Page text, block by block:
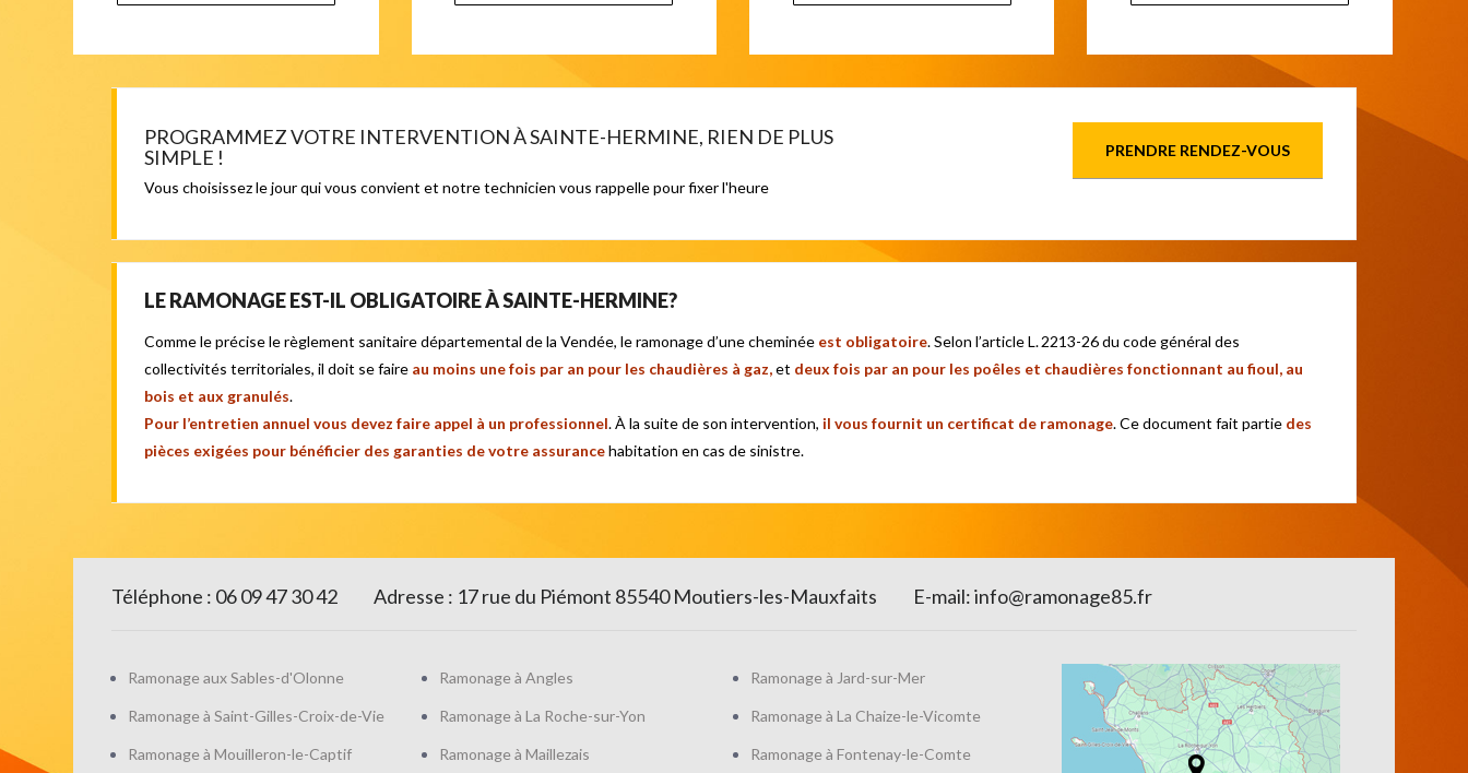
PROGRAMMEZ VOTRE INTERVENTION À SAINTE-HERMINE, RIEN DE PLUS
SIMPLE !
Vous choisissez le jour qui vous convient et notre technicien vous rappelle pour fixer l'heure
PRENDRE RENDEZ-VOUS
LE RAMONAGE EST-IL OBLIGATOIRE À SAINTE-HERMINE?
Comme le précise le règlement sanitaire départemental de la Vendée, le ramonage d’une cheminée est obligatoire. Selon l’article L. 2213-26 du code général des
collectivités territoriales, il doit se faire au moins une fois par an pour les chaudières à gaz,et deux fois par an pour les poêles et chaudières fonctionnant au fioul, au
bois et aux granulés.
Pour l’entretien annuel vous devez faire appel à un professionnel. À la suite de son intervention, il vous fournit un certificat de ramonage. Ce document fait partie des
pièces exigées pour bénéficier des garanties de votre assurancehabitation en cas de sinistre.
Téléphone : 06 09 47 30 42 Adresse : 17 rue du Piémont 85540 Moutiers-les-Mauxfaits E-mail:info@ramonage85.fr
Ramonage aux Sables-d'Olonne
Ramonage à Saint-Gilles-Croix-de-Vie
Ramonage à Mouilleron-le-Captif
Ramonage à Angles
Ramonage à La Roche-sur-Yon
Ramonage à Maillezais
Ramonage à Jard-sur-Mer
Ramonage à La Chaize-le-Vicomte
Ramonage à Fontenay-le-Comte